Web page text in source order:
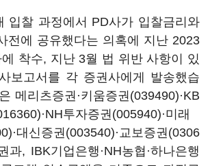
입찰 과정에서 PD사가 입찰금리와
전에 공유했다는 의혹에 지난 2023
착수, 지난 3월 법 위반 사항이 있
보고서를 각 증권사에게 발송했습
메리츠증권·키움증권(039490)·KB
·NH투자증권(005940)·미래
·대신증권(003540)·교보증권(0306
과, IBK기업은행·NH농협·하나은행